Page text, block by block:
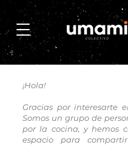
¡Hola!
Gracias por interesarte
Somos un grupo de
por la cocina, y hemos
espacio para